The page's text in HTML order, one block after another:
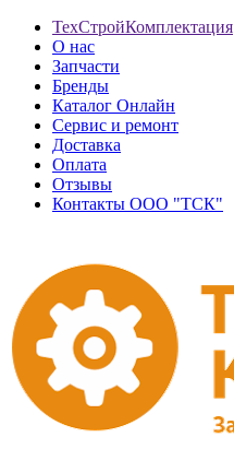
ТехСтройКомплектация
О нас
Запчасти
Бренды
Каталог Онлайн
Сервис и ремонт
Доставка
Оплата
Отзывы
Контакты ООО "ТСК"